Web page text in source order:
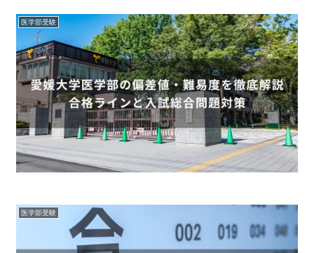
医学部受験
医学部受験